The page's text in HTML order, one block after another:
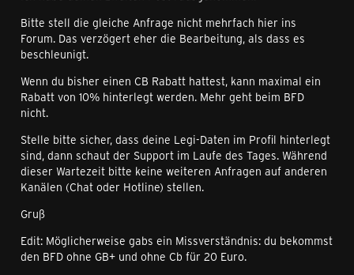
Bitte stell die gleiche Anfrage nicht mehrfach hier ins
Forum. Das verzögert eher die Bearbeitung, als dass es
beschleunigt.
Wenn du bisher einen CB Rabatt hattest, kann maximal ein
Rabatt von 10% hinterlegt werden. Mehr geht beim BFD
nicht.
Stelle bitte sicher, dass deine Legi-Daten im Profil hinterlegt
sind, dann schaut der Support im Laufe des Tages. Während
dieser Wartezeit bitte keine weiteren Anfragen auf anderen
Kanälen (Chat oder Hotline) stellen.
Gruß
Edit: Möglicherweise gabs ein Missverständnis: du bekommst
den BFD ohne GB+ und ohne Cb für 20 Euro.